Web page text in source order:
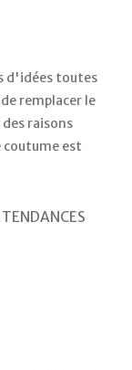
d'idées toutes
remplacer le
raisons
est